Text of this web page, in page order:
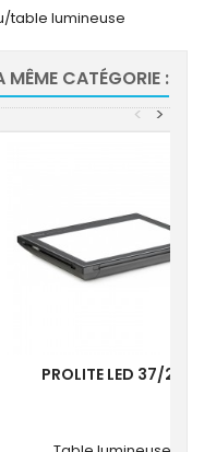
table lumineuse
MÊME CATÉGORIE :
>
<
PROLITE LED 37/25